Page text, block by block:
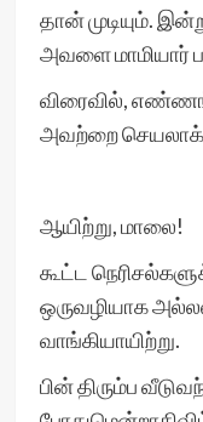
தான் முடியும்.
அவளை மாமியார்
விரைவில்,
அவற்றை
ஆயிற்று, மாலை!
கூட்ட
ஒருவழியாக
வாங்கியாயிற்று.
பின் திரும்ப